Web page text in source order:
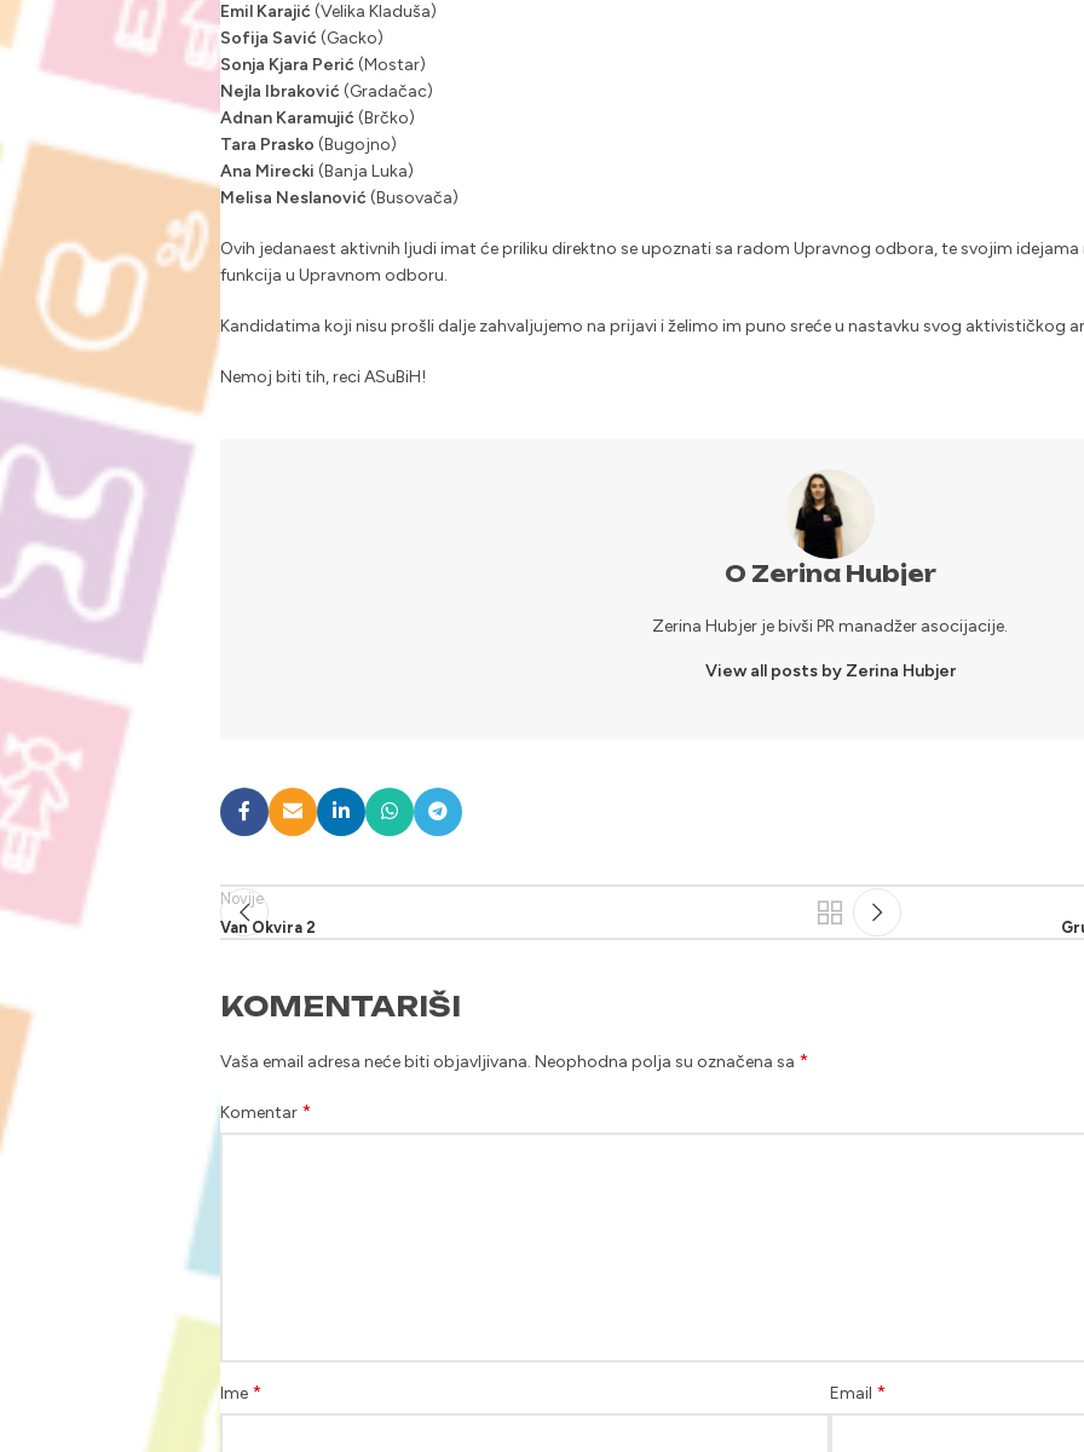
Emil Karajić (Velika Kladuša)
Sofija Savić (Gacko)
Sonja Kjara Perić (Mostar)
Nejla Ibraković (Gradačac)
Adnan Karamujić (Brčko)
Tara Prasko (Bugojno)
Ana Mirecki (Banja Luka)
Melisa Neslanović (Busovača)
Ovih jedanaest aktivnih ljudi imat će priliku direktno se upoznati sa radom Upravnog odbora, te svojim
funkcija u Upravnom odboru.
Kandidatima koji nisu prošli dalje zahvaljujemo na prijavi i želimo im puno sreće u nastavku svog aktivističkog
Nemoj biti tih, reci ASuBiH!
O Zerina Hubjer
Zerina Hubjer je bivši PR manadžer asocijacije.
View all posts by Zerina Hubjer
Novije
Van Okvira 2
KOMENTARIŠI
Vaša email adresa neće biti objavljivana. Neophodna polja su označena sa *
Komentar *
Ime * Email *